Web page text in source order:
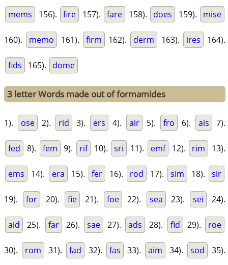
mems 156). fire 157). fare 158). does 159). mise
160). memo 161). firm 162). derm 163). ires 164).
fids 165). dome
3 letter Words made out of formamides
1). ose 2). rid 3). ers 4). air 5). fro 6). ais 7).
fed 8). fem 9). rif 10). sri 11). emf 12). rim 13).
ems 14). era 15). fer 16). rod 17). sim 18). sir
19). for 20). fie 21). foe 22). sea 23). sei 24).
aid 25). far 26). sae 27). ads 28). fid 29). roe
30). rom 31). fad 32). fas 33). aim 34). sod 35).